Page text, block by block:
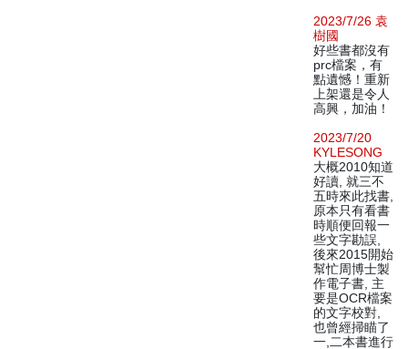
2023/7/26 袁
樹國
好些書都沒有
prc檔案，有
點遺憾！重新
上架還是令人
高興，加油！
2023/7/20
KYLESONG
大概2010知道
好讀, 就三不
五時來此找書,
原本只有看書
時順便回報一
些文字勘誤,
後來2015開始
幫忙周博士製
作電子書, 主
要是OCR檔案
的文字校對,
也曾經掃瞄了
一,二本書進行